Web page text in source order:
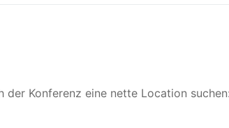
der Konferenz eine nette Location